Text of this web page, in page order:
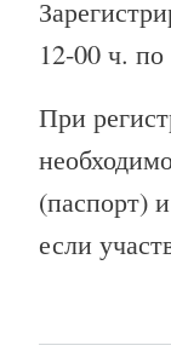
12-00 ч.
При
(паспорт)
если